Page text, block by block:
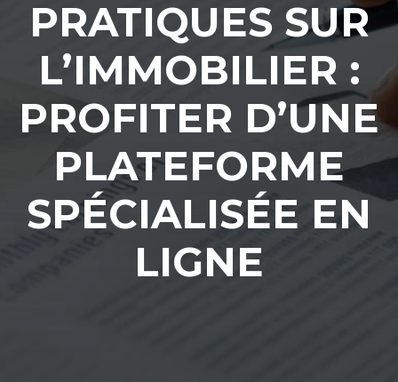
PRATIQUES SUR
L’IMMOBILIER :
PROFITER D’UNE
PLATEFORME
SPÉCIALISÉE EN
LIGNE